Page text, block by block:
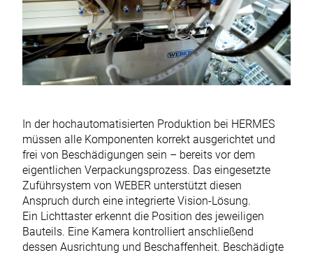
In der hochautomatisierten Produktion bei HERMES
müssen alle Komponenten korrekt ausgerichtet und
frei von Beschädigungen sein – bereits vor dem
eigentlichen Verpackungsprozess. Das eingesetzte
Zuführsystem von WEBER unterstützt diesen
Anspruch durch eine integrierte Vision-Lösung.
Ein Lichttaster erkennt die Position des jeweiligen
Bauteils. Eine Kamera kontrolliert anschließend
dessen Ausrichtung und Beschaffenheit. Beschädigte